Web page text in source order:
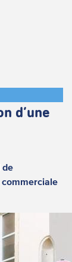
d’une
de
commerciale